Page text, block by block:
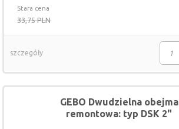
Stara cena
33,75 PLN
szczegóły
GEBO Dwudzielna obejma
remontowa: typ DSK 2"